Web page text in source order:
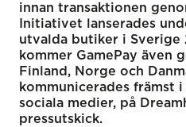
innan transaktionen
Initiativet lanserades
utvalda butiker i Sverige
kommer GamePay även
Finland, Norge och
kommunicerades främst
sociala medier, på
pressutskick.